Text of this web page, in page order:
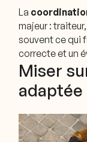
La
majeur :
souvent ce qui
correcte et un
Miser
adaptée